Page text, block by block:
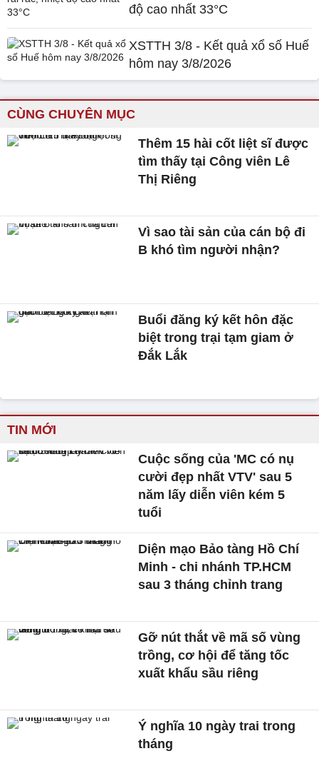
độ cao nhất 33°C
XSTTH 3/8 - Kết quả xổ số Huế
hôm nay 3/8/2026
CÙNG CHUYÊN MỤC
Thêm 15 hài cốt liệt sĩ được
tìm thấy tại Công viên Lê
Thị Riêng
Vì sao tài sản của cán bộ đi
B khó tìm người nhận?
Buổi đăng ký kết hôn đặc
biệt trong trại tạm giam ở
Đắk Lắk
TIN MỚI
Cuộc sống của 'MC có nụ
cười đẹp nhất VTV' sau 5
năm lấy diễn viên kém 5
tuổi
Diện mạo Bảo tàng Hồ Chí
Minh - chi nhánh TP.HCM
sau 3 tháng chỉnh trang
Gỡ nút thắt về mã số vùng
trồng, cơ hội để tăng tốc
xuất khẩu sầu riêng
Ý nghĩa 10 ngày trai trong
tháng